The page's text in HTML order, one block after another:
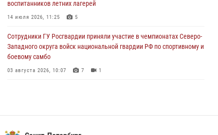
автомобиль, ранее использовавшийся при совершении кражи в
Ленобласти
воспитанников летних лагерей
14 июля 2026, 11:25 5
Сотрудники ГУ Росгвардии приняли участие в чемпионатах Северо-
Западного округа войск национальной гвардии РФ по спортивному и
боевому самбо
03 августа 2026, 10:07 7 1
В Красногвардейском районе росгвардейцы задержали хулигана,